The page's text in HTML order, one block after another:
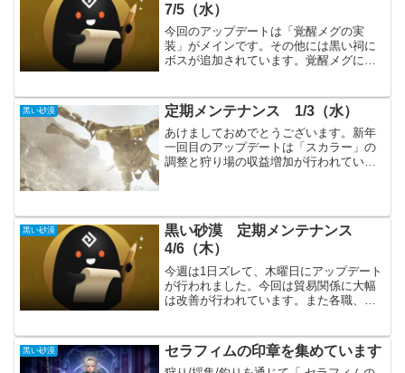
7/5（水）
今回のアップデートは「覚醒メグの実
装」がメインです。その他には黒い祠に
ボスが追加されています。覚醒メグに合
かもしれません。主要アップデート得道
の炎をまといし道士、メグ覚...
黒い砂漠 定期メンテナンス 1/3（水）
あけましておめでとうございます。新年
一回目のアップデートは「スカラー」の
調整と狩り場の収益増加が行われていま
狩場が変わる冒険者...
黒い砂漠
黒い砂漠 定期メンテナンス
4/6（木）
今週は1日ズレて、木曜日にアップデート
が行われました。今回は貿易関係に大幅
は改善が行われています。また各職、モ
は先週に引き続き微妙な感じです。今後
はMOB狩りにおいて、...
黒い砂漠 セラフィムの印章を集めています